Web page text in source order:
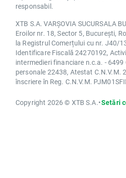
responsabil.
XTB S.A. VARȘOVIA SUCURSALA
Eroilor nr. 18, Sector 5, București,
la Registrul Comerțului cu nr. J40/
Identificare Fiscală 24270192,
intermedieri financiare n.c.a. -
personale 22438, Atestat C.N.V.M.
înscriere în Reg. C.N.V.M.
Copyright 2026 © XTB S.A.•Setări